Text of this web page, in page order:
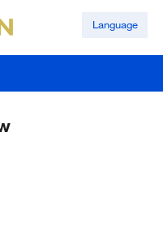
Language